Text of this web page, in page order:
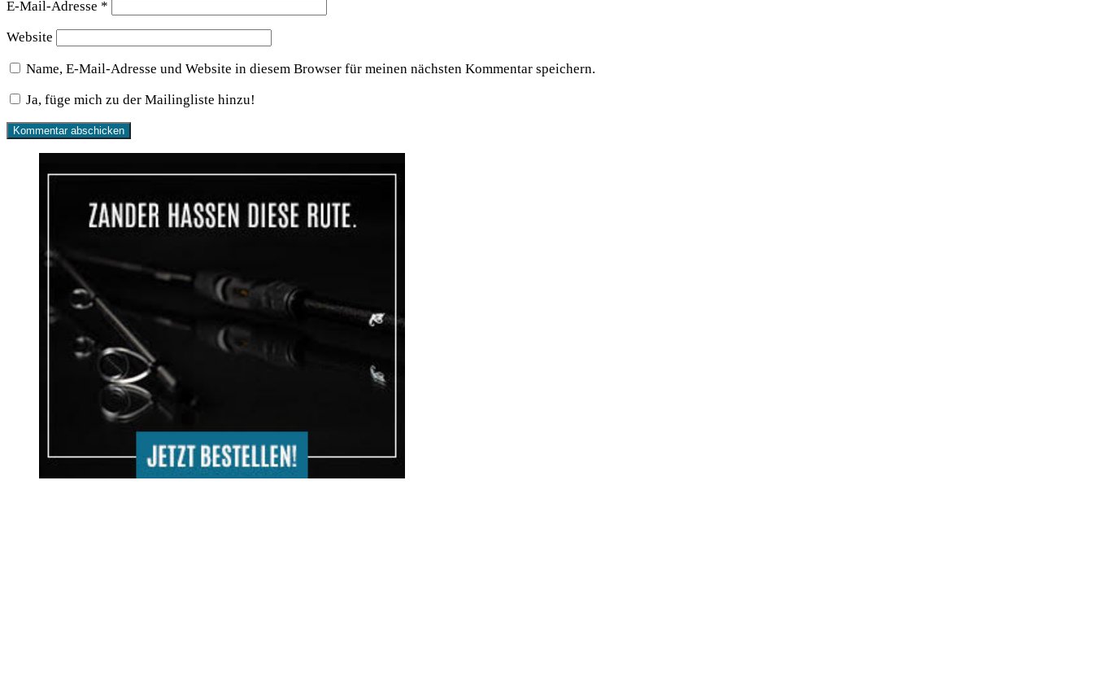
E-Mail-Adresse *
Website
Name, E-Mail-Adresse und Website in diesem Browser für meinen nächsten Kommentar speichern.
Ja, füge mich zu der Mailingliste hinzu!